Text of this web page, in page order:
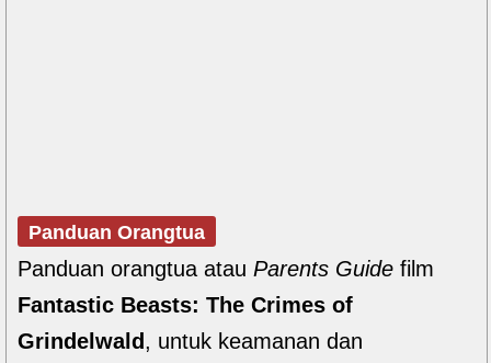
Panduan Orangtua
Panduan orangtua atau Parents Guide film
Fantastic Beasts: The Crimes of
Grindelwald, untuk keamanan dan